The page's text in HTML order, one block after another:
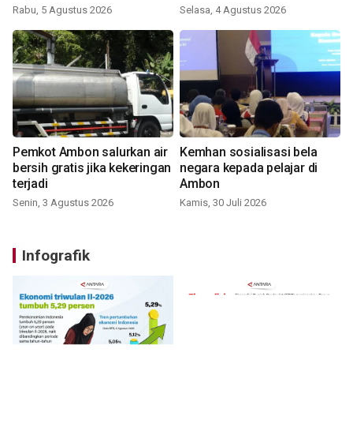
Rabu, 5 Agustus 2026 Selasa, 4 Agustus 2026
Pemkot Ambon salurkan air
bersih gratis jika kekeringan
terjadi
Senin, 3 Agustus 2026
Kemhan sosialisasi bela
negara kepada pelajar di
Ambon
Kamis, 30 Juli 2026
Infografik